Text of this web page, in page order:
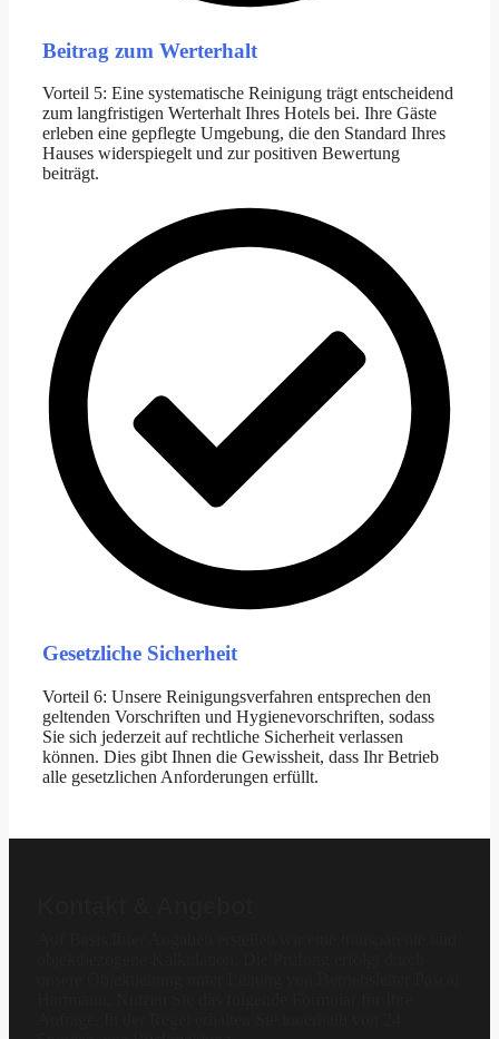
Beitrag zum Werterhalt
Vorteil 5: Eine systematische Reinigung trägt entscheidend
zum langfristigen Werterhalt Ihres Hotels bei. Ihre Gäste
erleben eine gepflegte Umgebung, die den Standard Ihres
Hauses widerspiegelt und zur positiven Bewertung
beiträgt.
Gesetzliche Sicherheit
Vorteil 6: Unsere Reinigungsverfahren entsprechen den
geltenden Vorschriften und Hygienevorschriften, sodass
Sie sich jederzeit auf rechtliche Sicherheit verlassen
können. Dies gibt Ihnen die Gewissheit, dass Ihr Betrieb
alle gesetzlichen Anforderungen erfüllt.